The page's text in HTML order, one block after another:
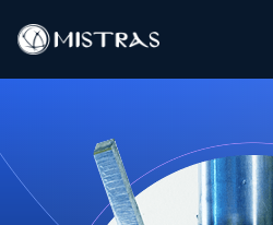
Buitendienst
Laboratoriumdiensten